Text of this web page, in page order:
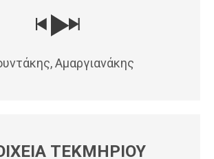
Αμαργιανάκης
ΤΕΚΜΗΡΙΟΥ